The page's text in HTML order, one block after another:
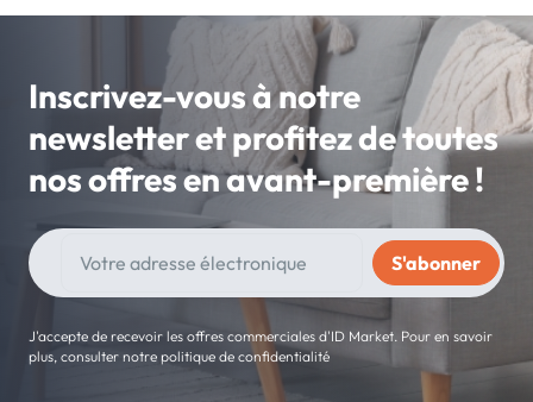
Inscrivez-vous à notre
newsletter et profitez de toutes
nos offres en avant-première !
J'accepte de recevoir les offres commerciales d'ID Market. Pour en savoir
plus, consulter notre politique de confidentialité